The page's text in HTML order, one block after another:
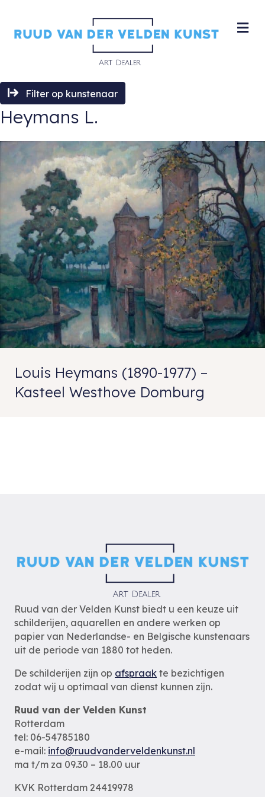
Filter op kunstenaar
Heymans L.
Louis Heymans (1890-1977) –
Kasteel Westhove Domburg
Ruud van der Velden Kunst biedt u een keuze uit
schilderijen, aquarellen en andere werken op
papier van Nederlandse- en Belgische kunstenaars
uit de periode van 1880 tot heden.
De schilderijen zijn op afspraak te bezichtigen
zodat wij u optimaal van dienst kunnen zijn.
Ruud van der Velden Kunst
Rotterdam
tel: 06-54785180
e-mail: info@ruudvanderveldenkunst.nl
ma t/m za 09.30 – 18.00 uur
KVK Rotterdam 24419978